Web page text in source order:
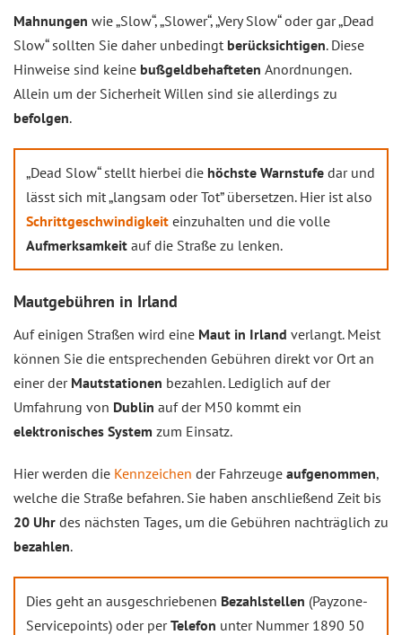
Mahnungen wie „Slow“, „Slower“, „Very Slow“ oder gar „Dead
Slow“ sollten Sie daher unbedingt berücksichtigen. Diese
Hinweise sind keine bußgeldbehafteten Anordnungen.
Allein um der Sicherheit Willen sind sie allerdings zu
befolgen.
„Dead Slow“ stellt hierbei die höchste Warnstufe dar und
lässt sich mit „langsam oder Tot” übersetzen. Hier ist also
Schrittgeschwindigkeit einzuhalten und die volle
Aufmerksamkeit auf die Straße zu lenken.
Mautgebühren in Irland
Auf einigen Straßen wird eine Maut in Irland verlangt. Meist
können Sie die entsprechenden Gebühren direkt vor Ort an
einer der Mautstationen bezahlen. Lediglich auf der
Umfahrung von Dublin auf der M50 kommt ein
elektronisches System zum Einsatz.
Hier werden die Kennzeichen der Fahrzeuge aufgenommen,
welche die Straße befahren. Sie haben anschließend Zeit bis
20 Uhr des nächsten Tages, um die Gebühren nachträglich zu
bezahlen.
Dies geht an ausgeschriebenen Bezahlstellen (Payzone-
Servicepoints) oder perTelefon unter Nummer 1890 50